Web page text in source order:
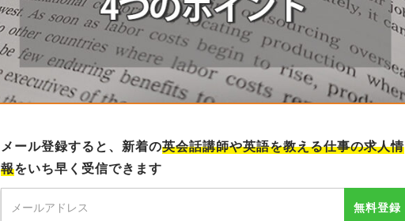
メール登録すると、新着の英会話講師や英語を教える仕事の求人情
報をいち早く受信できます
無料登録